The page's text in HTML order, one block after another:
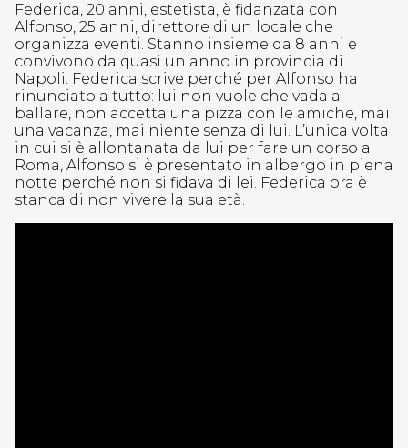
Federica, 20 anni, estetista, è fidanzata con
Alfonso, 25 anni, direttore di un locale che
organizza eventi. Stanno insieme da 8 anni e
convivono da quasi un anno in provincia di
Napoli. Federica scrive perché per Alfonso ha
rinunciato a tutto: lui non vuole che vada a
ballare, non accetta una pizza con le amiche, mai
una vacanza, mai niente senza di lui. L’unica volta
in cui si è allontanata da lui per fare un corso a
Roma, Alfonso si è presentato in albergo in piena
notte perché non si fidava di lei. Federica ora è
stanca di non vivere la sua età.